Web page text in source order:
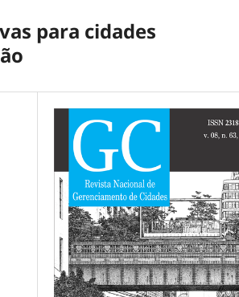
para cidades